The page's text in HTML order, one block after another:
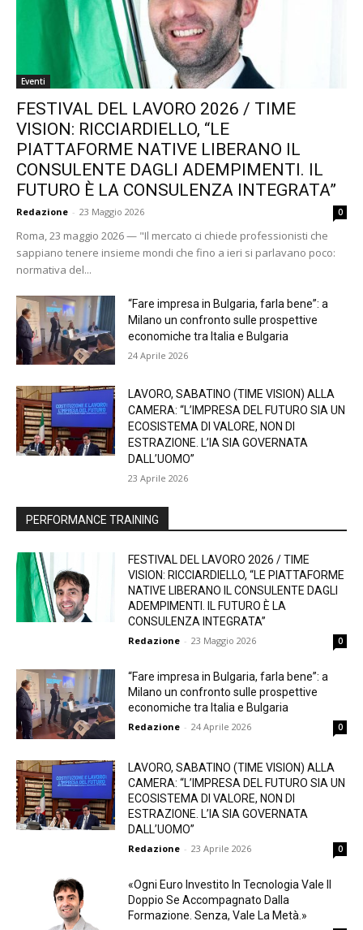
Eventi
FESTIVAL DEL LAVORO 2026 / TIME
VISION: RICCIARDIELLO, “LE
PIATTAFORME NATIVE LIBERANO IL
CONSULENTE DAGLI ADEMPIMENTI. IL
FUTURO È LA CONSULENZA INTEGRATA”
Redazione - 23 Maggio 2026 0
Roma, 23 maggio 2026 — "Il mercato ci chiede professionisti che
sappiano tenere insieme mondi che fino a ieri si parlavano poco:
normativa del...
“Fare impresa in Bulgaria, farla bene”: a
Milano un confronto sulle prospettive
economiche tra Italia e Bulgaria
24 Aprile 2026
LAVORO, SABATINO (TIME VISION) ALLA
CAMERA: “L’IMPRESA DEL FUTURO SIA UN
ECOSISTEMA DI VALORE, NON DI
ESTRAZIONE. L’IA SIA GOVERNATA
DALL’UOMO”
23 Aprile 2026
PERFORMANCE TRAINING
FESTIVAL DEL LAVORO 2026 / TIME
VISION: RICCIARDIELLO, “LE PIATTAFORME
NATIVE LIBERANO IL CONSULENTE DAGLI
ADEMPIMENTI. IL FUTURO È LA
CONSULENZA INTEGRATA”
Redazione - 23 Maggio 2026 0
“Fare impresa in Bulgaria, farla bene”: a
Milano un confronto sulle prospettive
economiche tra Italia e Bulgaria
Redazione - 24 Aprile 2026 0
LAVORO, SABATINO (TIME VISION) ALLA
CAMERA: “L’IMPRESA DEL FUTURO SIA UN
ECOSISTEMA DI VALORE, NON DI
ESTRAZIONE. L’IA SIA GOVERNATA
DALL’UOMO”
Redazione - 23 Aprile 2026 0
«Ogni Euro Investito In Tecnologia Vale Il
Doppio Se Accompagnato Dalla
Formazione. Senza, Vale La Metà.»